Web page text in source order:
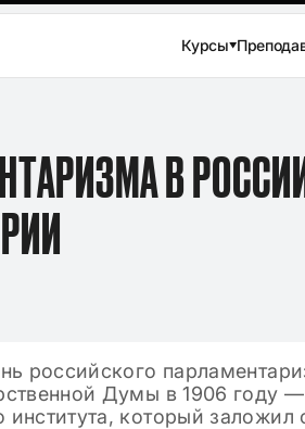
Курсы
В
российского
Думы в 1906 году
института, который заложил